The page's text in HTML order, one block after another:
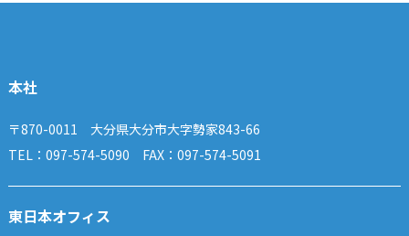
本社
〒870-0011 大分県大分市大字勢家843-66
TEL：097-574-5090 FAX：097-574-5091
東日本オフィス